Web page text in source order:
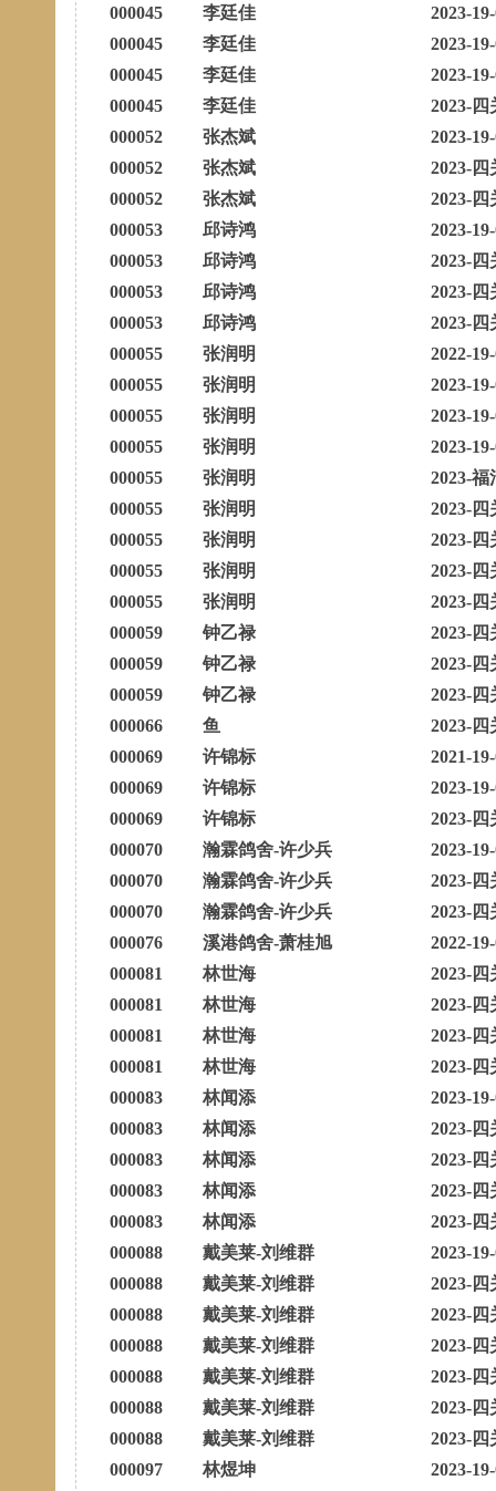
000045
李廷佳
2023-
000045
李廷佳
2023-
000045
李廷佳
2023-
000045
李廷佳
2023-四
000052
张杰斌
2023-
000052
张杰斌
2023-四
000052
张杰斌
2023-四
000053
邱诗鸿
2023-
000053
邱诗鸿
2023-四
000053
邱诗鸿
2023-四
000053
邱诗鸿
2023-四
000055
张润明
2022-
000055
张润明
2023-
000055
张润明
2023-
000055
张润明
2023-
000055
张润明
2023-福
000055
张润明
2023-四
000055
张润明
2023-四
000055
张润明
2023-四
000055
张润明
2023-四
000059
钟乙禄
2023-四
000059
钟乙禄
2023-四
000059
钟乙禄
2023-四
000066
鱼
2023-四
000069
许锦标
2021-
000069
许锦标
2023-
000069
许锦标
2023-四
000070
瀚霖鸽舍-许少兵
2023-
000070
瀚霖鸽舍-许少兵
2023-四
000070
瀚霖鸽舍-许少兵
2023-四
000076
溪港鸽舍-萧桂旭
2022-
000081
林世海
2023-四
000081
林世海
2023-四
000081
林世海
2023-四
000081
林世海
2023-四
000083
林闻添
2023-
000083
林闻添
2023-四
000083
林闻添
2023-四
000083
林闻添
2023-四
000083
林闻添
2023-四
000088
戴美莱-刘维群
2023-
000088
戴美莱-刘维群
2023-四
000088
戴美莱-刘维群
2023-四
000088
戴美莱-刘维群
2023-四
000088
戴美莱-刘维群
2023-四
000088
戴美莱-刘维群
2023-四
000088
戴美莱-刘维群
2023-四
000097
林煜坤
2023-